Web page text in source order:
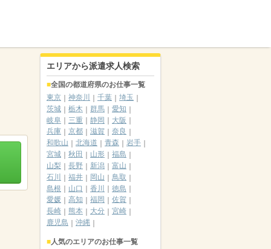
エリアから派遣求人検索
全国の都道府県のお仕事一覧
東京
神奈川 千葉
埼玉
茨城
栃木 群馬
愛知
岐阜
三重 静岡
大阪
兵庫
京都 滋賀
奈良
和歌山
北海道 青森
岩手
宮城
秋田 山形
福島
山梨
長野 新潟
富山
石川
福井 岡山
鳥取
島根
山口 香川
徳島
愛媛
高知 福岡
佐賀
長崎
熊本 大分
宮崎
鹿児島
沖縄
人気のエリアのお仕事一覧